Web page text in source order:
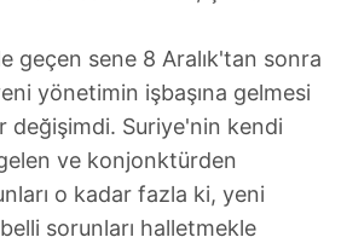
geçen sene 8 Aralık'tan sonra
yönetimin işbaşına gelmesi
değişimdi. Suriye'nin kendi
ve konjonktürden
o kadar fazla ki, yeni
sorunları halletmekle